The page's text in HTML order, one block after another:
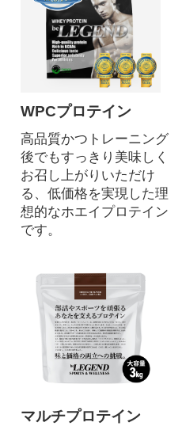
WPCプロテイン
高品質かつトレーニング
後でもすっきり美味しく
お召し上がりいただけ
る、低価格を実現した理
想的なホエイプロテイン
です。
マルチプロテイン